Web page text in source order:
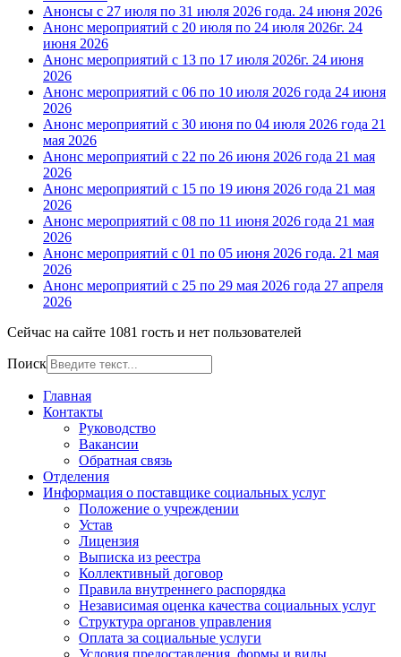
Анонсы с 27 июля по 31 июля 2026 года. 24 июня 2026
Анонс мероприятий с 20 июля по 24 июля 2026г. 24
июня 2026
Анонс мероприятий с 13 по 17 июля 2026г. 24 июня
2026
Анонс мероприятий с 06 по 10 июля 2026 года 24 июня
2026
Анонс мероприятий с 30 июня по 04 июля 2026 года 21
мая 2026
Анонс мероприятий с 22 по 26 июня 2026 года 21 мая
2026
Анонс мероприятий с 15 по 19 июня 2026 года 21 мая
2026
Анонс мероприятий с 08 по 11 июня 2026 года 21 мая
2026
Анонс мероприятий с 01 по 05 июня 2026 года. 21 мая
2026
Анонс мероприятий с 25 по 29 мая 2026 года 27 апреля
2026
Сейчас на сайте 1081 гость и нет пользователей
Поиск
Главная
Контакты
Руководство
Вакансии
Обратная связь
Отделения
Информация о поставщике социальных услуг
Положение о учреждении
Устав
Лицензия
Выписка из реестра
Коллективный договор
Правила внутреннего распорядка
Независимая оценка качества социальных услуг
Структура органов управления
Оплата за социальные услуги
Условия предоставления, формы и виды